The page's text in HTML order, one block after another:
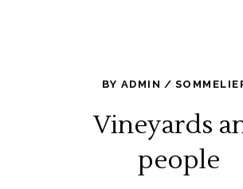
BY ADMIN
Vineyards
people